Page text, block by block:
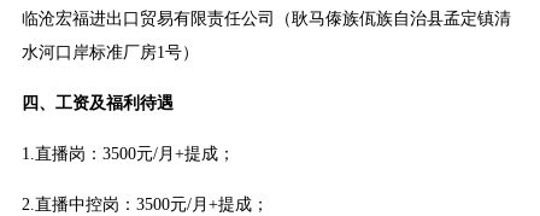
临沧宏福进出口贸易有限责任公司（耿马傣族佤族自治县孟定镇清
水河口岸标准厂房1号）
四、工资及福利待遇
1.直播岗：3500元/月+提成；
2.直播中控岗：3500元/月+提成；